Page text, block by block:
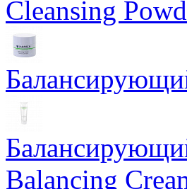
Cleansing
Balancing